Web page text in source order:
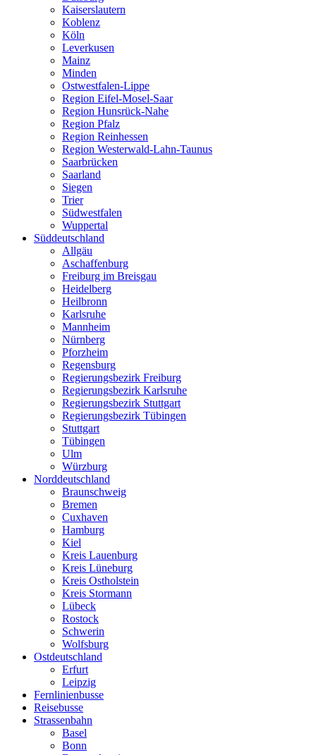
Kaiserslautern
Koblenz
Köln
Leverkusen
Mainz
Minden
Ostwestfalen-Lippe
Region Eifel-Mosel-Saar
Region Hunsrück-Nahe
Region Pfalz
Region Reinhessen
Region Westerwald-Lahn-Taunus
Saarbrücken
Saarland
Siegen
Trier
Südwestfalen
Wuppertal
Süddeutschland
Allgäu
Aschaffenburg
Freiburg im Breisgau
Heidelberg
Heilbronn
Karlsruhe
Mannheim
Nürnberg
Pforzheim
Regensburg
Regierungsbezirk Freiburg
Regierungsbezirk Karlsruhe
Regierungsbezirk Stuttgart
Regierungsbezirk Tübingen
Stuttgart
Tübingen
Ulm
Würzburg
Norddeutschland
Braunschweig
Bremen
Cuxhaven
Hamburg
Kiel
Kreis Lauenburg
Kreis Lüneburg
Kreis Ostholstein
Kreis Stormann
Lübeck
Rostock
Schwerin
Wolfsburg
Ostdeutschland
Erfurt
Leipzig
Fernlinienbusse
Reisebusse
Strassenbahn
Basel
Bonn